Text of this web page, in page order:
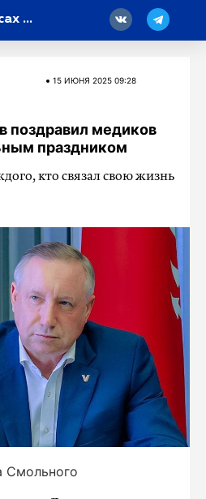
В средних классах школы увеличат количество часов истории
15 ИЮНЯ 2025 09:28
поздравил медиков
праздником
кто связал свою жизнь
Смольного